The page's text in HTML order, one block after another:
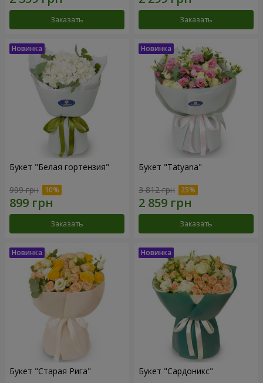
Заказать Заказать
Букет "Белая гортензия"
999 грн
Заказать
Букет "Tatyana"
3 812 грн
Заказать
Букет "Старая Рига" Букет "Сардоникс"